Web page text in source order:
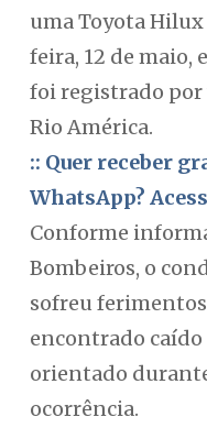
uma Toyota
feira, 12 de maio,
foi registrado por
Rio América.
:: Quer receber
WhatsApp?
Conforme
Bombeiros, o
sofreu
encontrado caído
orientado
ocorrência.